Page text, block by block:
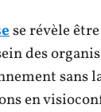
se révèle
des
sans
en